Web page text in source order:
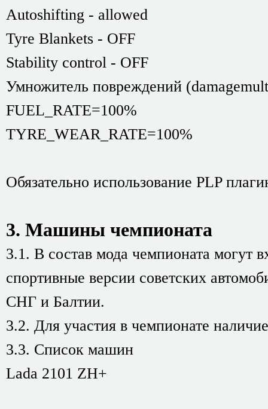
Autoshifting - allowed
Tyre Blankets - OFF
Stability control - OFF
Умножитель повреждений
FUEL_RATE=100%
TYRE_WEAR_RATE=100%
Обязательно использование PLP
3. Машины чемпионата
3.1. В состав мода чемпионата могут
спортивные версии советских
СНГ и Балтии.
3.2. Для участия в чемпионате
3.3. Список машин
Lada 2101 ZH+